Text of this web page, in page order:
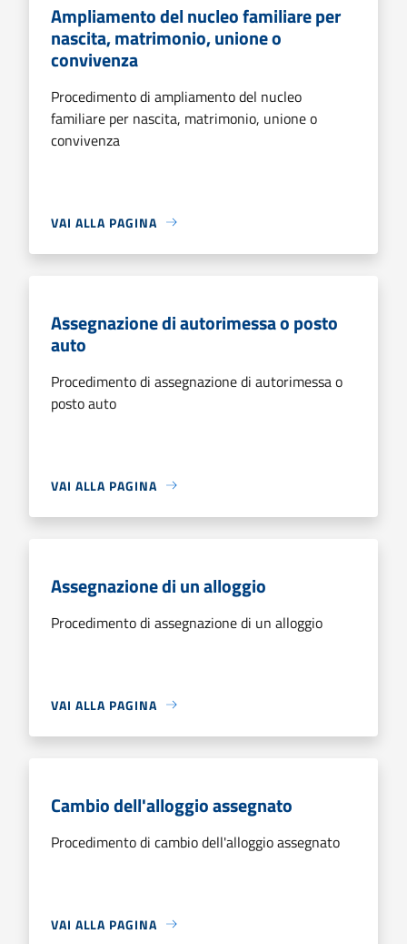
Ampliamento del nucleo familiare per
nascita, matrimonio, unione o
convivenza
Procedimento di ampliamento del nucleo
familiare per nascita, matrimonio, unione o
convivenza
VAI ALLA PAGINA
Assegnazione di autorimessa o posto
auto
Procedimento di assegnazione di autorimessa o
posto auto
VAI ALLA PAGINA
Assegnazione di un alloggio
Procedimento di assegnazione di un alloggio
VAI ALLA PAGINA
Cambio dell'alloggio assegnato
Procedimento di cambio dell'alloggio assegnato
VAI ALLA PAGINA